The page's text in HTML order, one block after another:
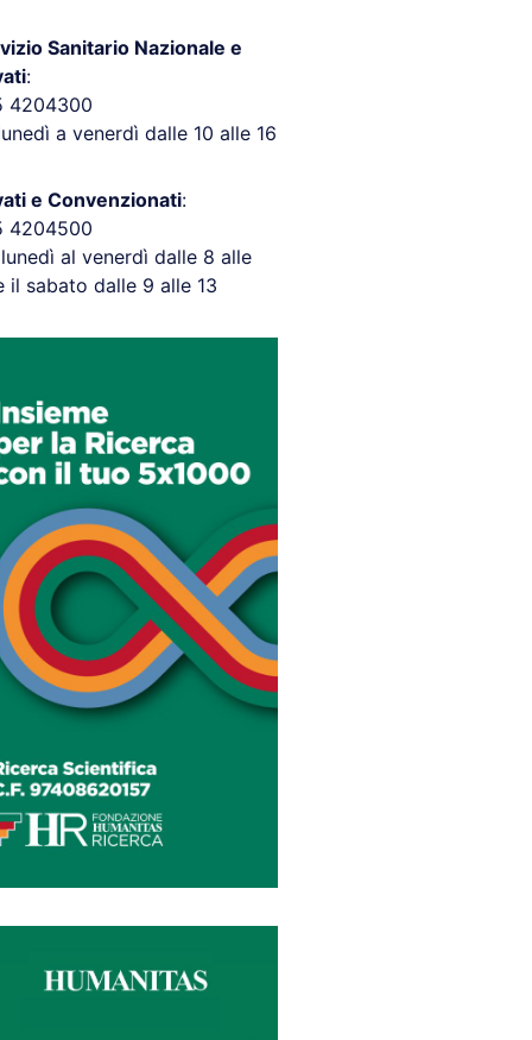
Sanitario Nazionale e
:
4204300
a venerdì dalle 10 alle 16
e Convenzionati:
4204500
al venerdì dalle 8 alle
il sabato dalle 9 alle 13